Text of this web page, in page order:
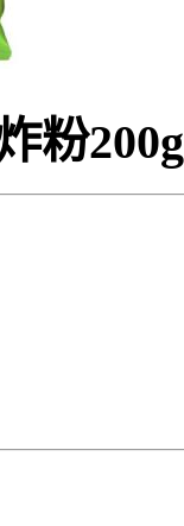
粉200g